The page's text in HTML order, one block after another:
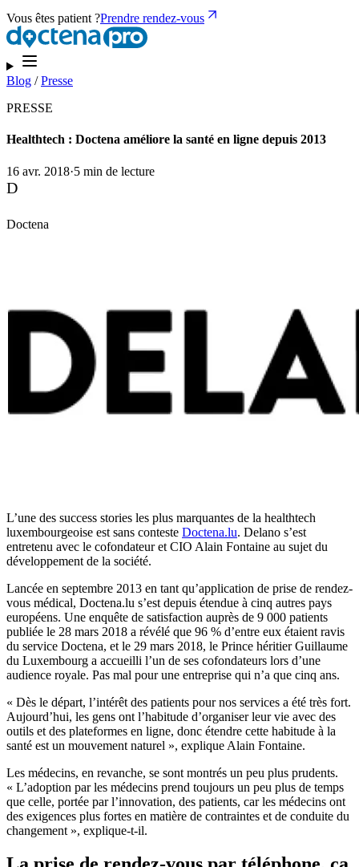
Vous êtes patient ?Prendre rendez-vous
Blog /Presse
PRESSE
Healthtech : Doctena améliore la santé en ligne depuis 2013
16 avr. 2018·5 min de lecture
D
Doctena
L’une des success stories les plus marquantes de la healthtech
luxembourgeoise est sans conteste Doctena.lu. Delano s’est
entretenu avec le cofondateur et CIO Alain Fontaine au sujet du
développement de la société.
Lancée en septembre 2013 en tant qu’application de prise de rendez-
vous médical, Doctena.lu s’est depuis étendue à cinq autres pays
européens. Une enquête de satisfaction auprès de 9 000 patients
publiée le 28 mars 2018 a révélé que 96 % d’entre eux étaient ravis
du service Doctena, et le 29 mars 2018, le Prince héritier Guillaume
du Luxembourg a accueilli l’un de ses cofondateurs lors d’une
audience royale. Pas mal pour une entreprise qui n’a que cinq ans.
« Dès le départ, l’intérêt des patients pour nos services a été très fort.
Aujourd’hui, les gens ont l’habitude d’organiser leur vie avec des
outils et des plateformes en ligne, donc étendre cette habitude à la
santé est un mouvement naturel », explique Alain Fontaine.
Les médecins, en revanche, se sont montrés un peu plus prudents.
« L’adoption par les médecins prend toujours un peu plus de temps
que celle, portée par l’innovation, des patients, car les médecins ont
des exigences plus fortes en matière de contraintes et de conduite du
changement », explique-t-il.